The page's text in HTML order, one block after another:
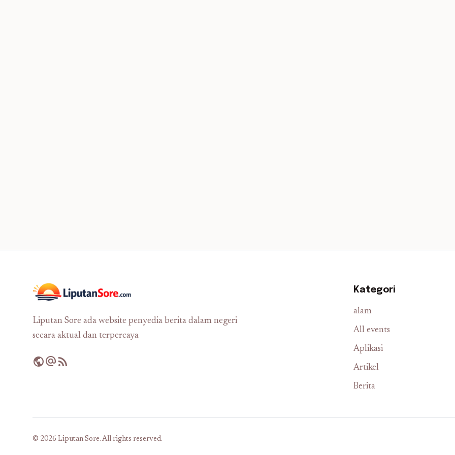
Liputan Sore ada website penyedia berita dalam negeri
secara aktual dan terpercaya
publicalternate_emailrss_feed
Kategori
alam
All events
Aplikasi
Artikel
Berita
© 2026 Liputan Sore. All rights reserved.